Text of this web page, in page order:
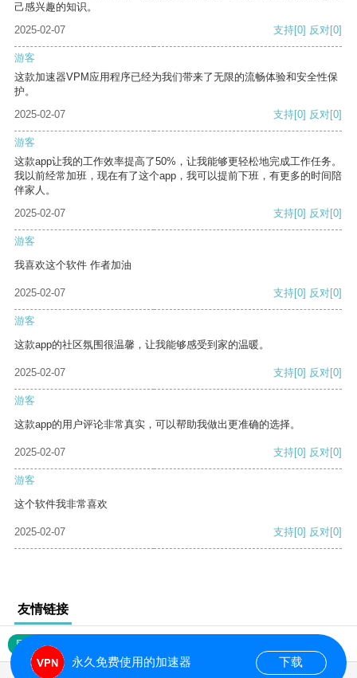
己感兴趣的知识。
2025-02-07
支持[0] 反对[0]
游客
这款加速器VPM应用程序已经为我们带来了无限的流畅体验和安全性保
护。
2025-02-07
支持[0] 反对[0]
游客
这款app让我的工作效率提高了50%，让我能够更轻松地完成工作任务。
我以前经常加班，现在有了这个app，我可以提前下班，有更多的时间陪
伴家人。
2025-02-07
支持[0] 反对[0]
游客
我喜欢这个软件 作者加油
2025-02-07 支持[0] 反对[0]
游客
这款app的社区氛围很温馨，让我能够感受到家的温暖。
2025-02-07 支持[0] 反对[0]
游客
这款app的用户评论非常真实，可以帮助我做出更准确的选择。
2025-02-07 支持[0] 反对[0]
游客
这个软件我非常喜欢
2025-02-07 支持[0] 反对[0]
友情链接
网站地图
永久免费使用的加速器 下载